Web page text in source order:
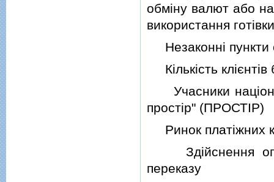
обмiну валют або
використання
Незаконнi пункти
Кiлькiсть клiєнтiв
Учасники
простiр" (ПРОСТIР)
Ринок платiжних
Здiйснення
переказу